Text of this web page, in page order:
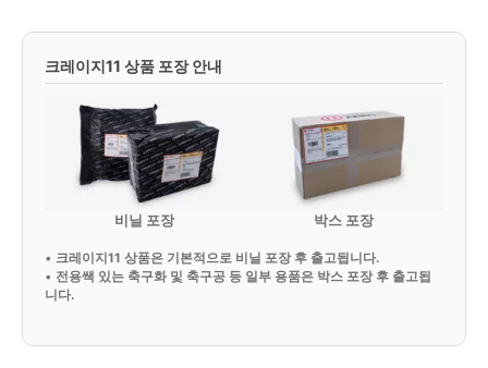
크레이지11 상품 포장 안내
비닐 포장 박스 포장
• 크레이지11 상품은 기본적으로 비닐 포장 후 출고됩니다.
• 전용쌕 있는 축구화 및 축구공 등 일부 용품은 박스 포장 후 출고됩
니다.